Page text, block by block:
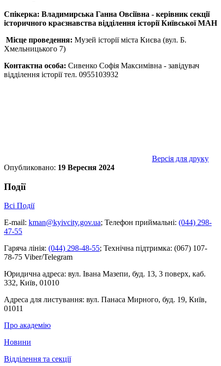
Спікерка: Владимирська Ганна Овсіївна - керівник секції
історичного краєзнавства відділення історії Київської МАН
Місце проведення: Музей історії міста Києва (вул. Б.
Хмельницького 7)
Контактна особа: Сивенко Софія Максимівна - завідувач
відділення історії тел. 0955103932
Версія для друку
Опубликовано: 19 Вересня 2024
Події
Всі Події
E-mail: kman@kyivcity.gov.ua; Телефон приймальні: (044) 298-
47-55
Гаряча лінія: (044) 298-48-55; Технічна підтримка: (067) 107-
78-75 Viber/Telegram
Юридична адреса: вул. Івана Мазепи, буд. 13, 3 поверх, каб.
332, Київ, 01010
Адреса для листування: вул. Панаса Мирного, буд. 19, Київ,
01011
Про академію
Новини
Відділення та секції